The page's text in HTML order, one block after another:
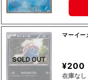
SOLD OUT
マーイー
¥200
在庫なし